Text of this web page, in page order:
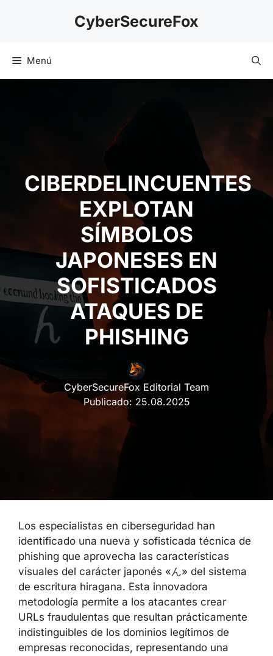
CyberSecureFox
Menú
CIBERDELINCUENTES
EXPLOTAN
SÍMBOLOS
JAPONESES EN
SOFISTICADOS
ATAQUES DE
PHISHING
CyberSecureFox Editorial Team
Publicado: 25.08.2025
Los especialistas en ciberseguridad han
identificado una nueva y sofisticada técnica de
phishing que aprovecha las características
visuales del carácter japonés «ん» del sistema
de escritura hiragana. Esta innovadora
metodología permite a los atacantes crear
URLs fraudulentas que resultan prácticamente
indistinguibles de los dominios legítimos de
empresas reconocidas, representando una